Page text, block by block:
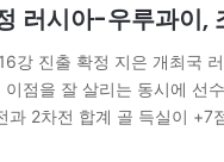
러시아-우루과이,
강 진출 확정 지은 개최국
점을 잘 살리는 동시에 선
2차전 합계 골 득실이 +7